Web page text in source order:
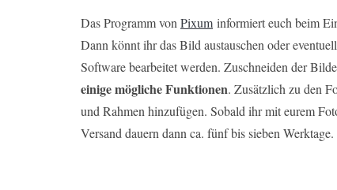
Das Programm von Pixum informiert euch beim
Dann könnt ihr das Bild austauschen oder
Software bearbeitet werden. Zuschneiden der
einige mögliche Funktionen. Zusätzlich zu den
und Rahmen hinzufügen. Sobald ihr mit eurem
Versand dauern dann ca. fünf bis sieben Werktage.